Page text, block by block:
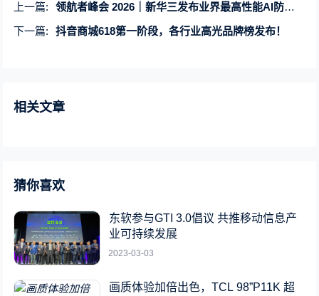
上一篇:
领航者峰会 2026｜新华三发布业界最高性能AI防火墙及智能体安全防护体系
下一篇:
抖音商城618第一阶段，各行业高光品牌榜发布！
相关文章
猜你喜欢
东软参与GTI 3.0倡议 共推移动信息产
业可持续发展
2023-03-03
画质体验加倍出色，TCL 98”P11K 超